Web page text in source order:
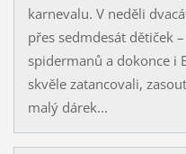
karnevalu. V neděli
přes sedmdesát dětiček
spidermanů a dokonce i
skvěle zatancovali,
malý dárek...